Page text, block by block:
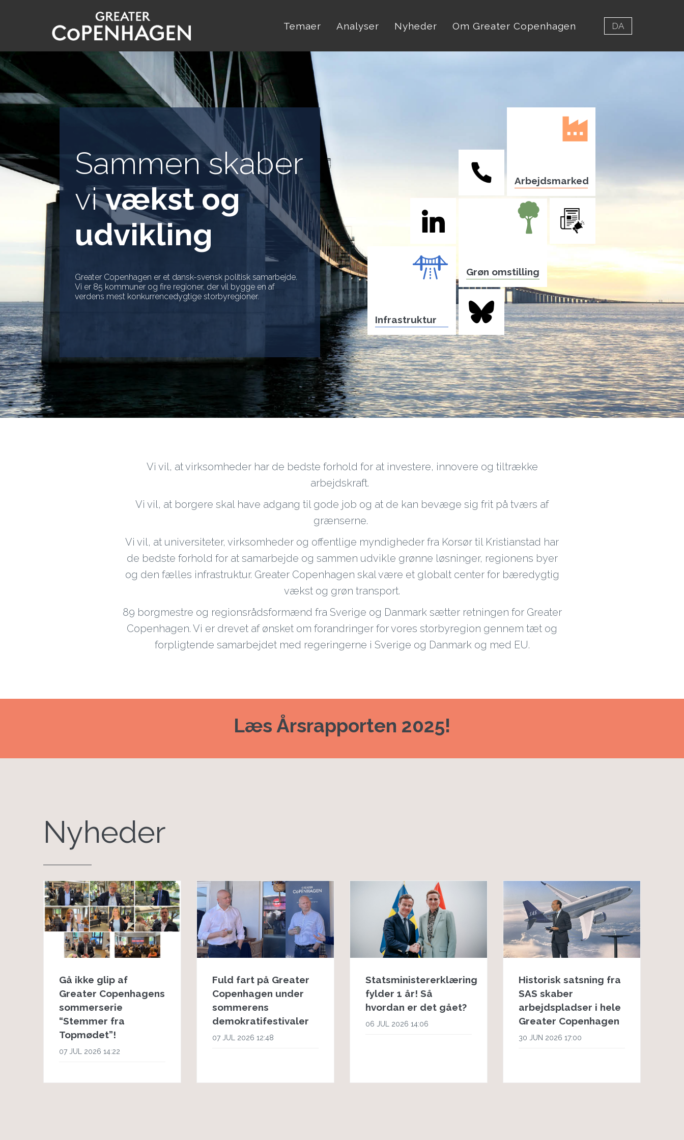
hovedindhold
Temaer Analyser Nyheder Om Greater Copenhagen DA
Sammen skaber
vivækst og
udvikling
Greater Copenhagen er et dansk-svensk politisk samarbejde.
Vi er 85 kommuner og fire regioner, der vil bygge en af
verdens mest konkurrencedygtige storbyregioner.
Grøn omstilling
Arbejdsmarked
Infrastruktur
Vi vil, at virksomheder har de bedste forhold for at investere, innovere og tiltrække
arbejdskraft.
Vi vil, at borgere skal have adgang til gode job og at de kan bevæge sig frit på tværs af
grænserne.
Vi vil, at universiteter, virksomheder og offentlige myndigheder fra Korsør til Kristianstad har
de bedste forhold for at samarbejde og sammen udvikle grønne løsninger, regionens byer
og den fælles infrastruktur. Greater Copenhagen skal være et globalt center for bæredygtig
vækst og grøn transport.
89 borgmestre og regionsrådsformænd fra Sverige og Danmark sætter retningen for Greater
Copenhagen. Vi er drevet af ønsket om forandringer for vores storbyregion gennem tæt og
forpligtende samarbejdet med regeringerne i Sverige og Danmark og med EU.
Læs Årsrapporten 2025!
Nyheder
Gå ikke glip af
Greater Copenhagens
sommerserie
“Stemmer fra
Topmødet”!
07 JUL 2026 14:22
Fuld fart på Greater
Copenhagen under
sommerens
demokratifestivaler
07 JUL 2026 12:48
Statsministererklæring
fylder 1 år! Så
hvordan er det gået?
06 JUL 2026 14:06
Historisk satsning fra
SAS skaber
arbejdspladser i hele
Greater Copenhagen
30 JUN 2026 17:00